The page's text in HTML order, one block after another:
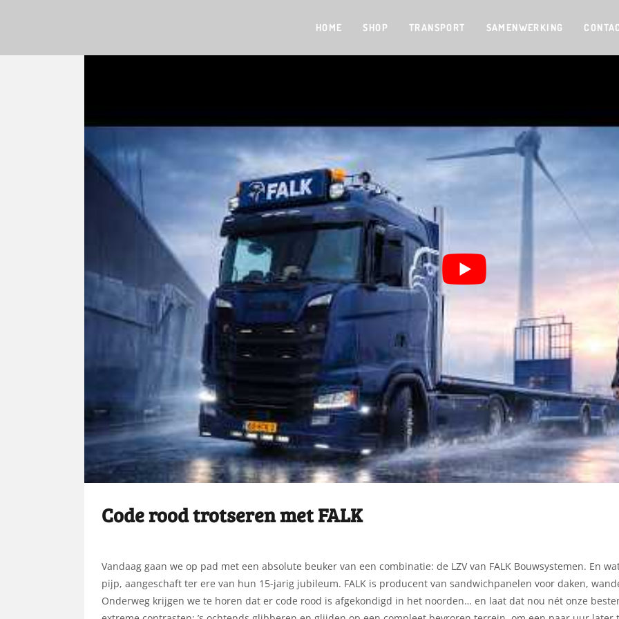
HOME SHOP TRANSPORT SAMENWERKING
Code rood trotseren met FALK
Vandaag gaan we op pad met een absolute beuker van een combinatie: de LZV van FALK Bouwsystemen. En
pijp, aangeschaft ter ere van hun 15-jarig jubileum. FALK is producent van sandwichpanelen voor daken,
Onderweg krijgen we te horen dat er code rood is afgekondigd in het noorden… en laat dat nou nét onze